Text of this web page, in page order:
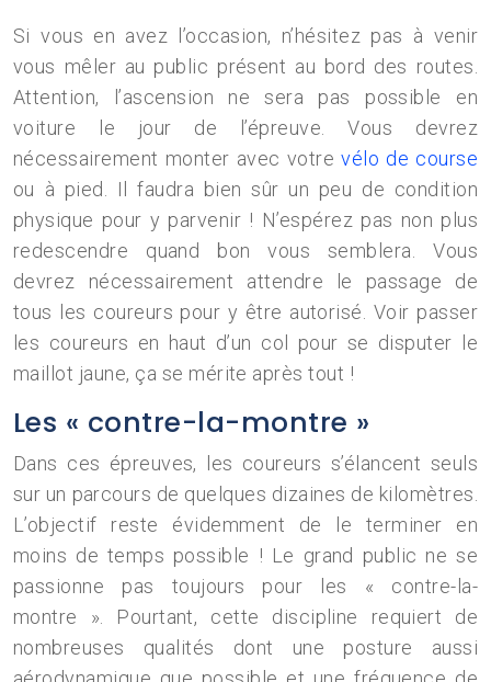
Si vous en avez l’occasion, n’hésitez pas à venir
vous mêler au public présent au bord des routes.
Attention, l’ascension ne sera pas possible en
voiture le jour de l’épreuve. Vous devrez
nécessairement monter avec votrevélo de course
ou à pied. Il faudra bien sûr un peu de condition
physique pour y parvenir ! N’espérez pas non plus
redescendre quand bon vous semblera. Vous
devrez nécessairement attendre le passage de
tous les coureurs pour y être autorisé. Voir passer
les coureurs en haut d’un col pour se disputer le
maillot jaune, ça se mérite après tout !
Les « contre-la-montre »
Dans ces épreuves, les coureurs s’élancent seuls
sur un parcours de quelques dizaines de kilomètres.
L’objectif reste évidemment de le terminer en
moins de temps possible ! Le grand public ne se
passionne pas toujours pour les « contre-la-
montre ». Pourtant, cette discipline requiert de
nombreuses qualités dont une posture aussi